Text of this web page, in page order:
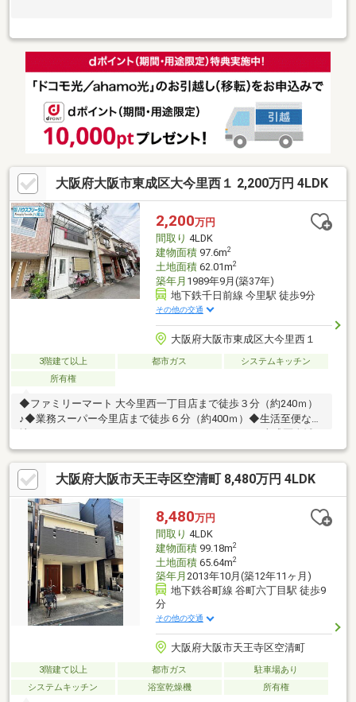
大阪府大阪市東成区大今里西１ 2,200万円 4LDK
2,200万円
間取り 4LDK
建物面積97.6m2
土地面積62.01m2
築年月 1989年9月(築37年)
地下鉄千日前線 今里駅 徒歩9分
その他の交通
大阪府大阪市東成区大今里西１
3階建て以上 都市ガス
システムキッチン
所有権
◆ファミリーマート 大今里西一丁目店まで徒歩３分（約240ｍ）
♪◆業務スーパー今里店まで徒歩６分（約400ｍ）◆生活至便な立
地です♪――――＊――――＊――――＊――――＊――――■東成区全域の
物件情報取り扱い可能！■ハウスフリーダムは【東証スタンダー
ド上場企業】です☆■物件多数揃えております！是非店頭へお越
し下さい♪■頭金０円のフルローンが可能です♪■お客様のライフプ
ランに沿った物件をご提案させて頂きます☆■不動産購入や住宅
ローンについてお気軽にお問合せ下さい♪■ご来店の際は、店舗横
に駐車スペース４台分ございます♪■東成区の【中古戸建】ならハ
ウスフリーダム八尾店 +o
大阪府大阪市天王寺区空清町 8,480万円 4LDK
8,480万円
間取り 4LDK
建物面積99.18m2
土地面積65.64m2
築年月 2013年10月(築12年11ヶ月)
地下鉄谷町線 谷町六丁目駅 徒歩9
分
その他の交通
大阪府大阪市天王寺区空清町
3階建て以上 都市ガス
駐車場あり
システムキッチン
浴室乾燥機 所有権